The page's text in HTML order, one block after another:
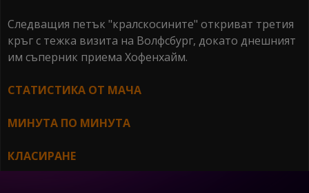
Следващия петък "кралскосините" откриват третия
кръг с тежка визита на Волфсбург, докато днешният
им съперник приема Хофенхайм.
СТАТИСТИКА ОТ МАЧА
МИНУТА ПО МИНУТА
КЛАСИРАНЕ